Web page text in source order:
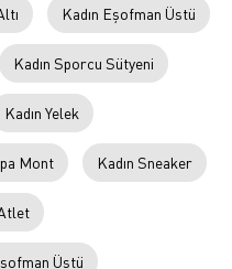
Kadın Eşofman Üstü
Kadın Sporcu Sütyeni
Kadın Yelek
Mont Kadın Sneaker
Üstü